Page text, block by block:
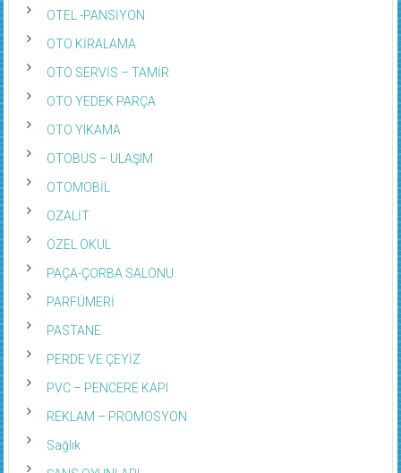
OTEL -PANSİYON
OTO KİRALAMA
OTO SERVİS – TAMİR
OTO YEDEK PARÇA
OTO YIKAMA
OTOBÜS – ULAŞIM
OTOMOBİL
OZALİT
ÖZEL OKUL
PAÇA-ÇORBA SALONU
PARFÜMERİ
PASTANE
PERDE VE ÇEYİZ
PVC – PENCERE KAPI
REKLAM – PROMOSYON
Sağlık